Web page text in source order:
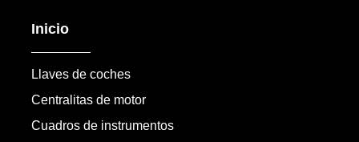
Inicio
Llaves de coches
Centralitas de motor
Cuadros de instrumentos